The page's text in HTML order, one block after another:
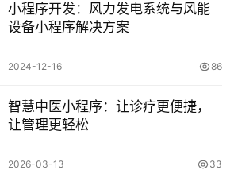
小程序开发：风力发电系统与风能
设备小程序解决方案
2024-12-16 86
智慧中医小程序：让诊疗更便捷，
让管理更轻松
2026-03-13 33